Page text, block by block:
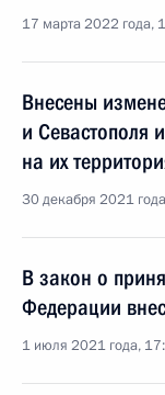
17 марта 2022 года,
Внесены
и Севастополя
на их
30 декабря 2021
В закон о
Федерации
1 июля 2021 года,